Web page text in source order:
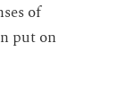
of
put on